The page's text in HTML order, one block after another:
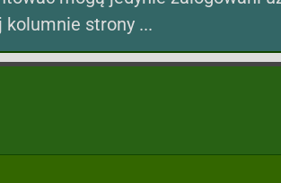
kolumnie strony ...